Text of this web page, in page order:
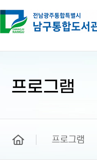
프로그램
프로그램